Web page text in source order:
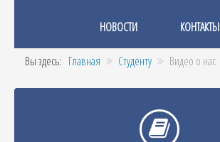
НОВОСТИ КОНТАКТЫ
Вы здесь: Главная Студенту Видео о нас